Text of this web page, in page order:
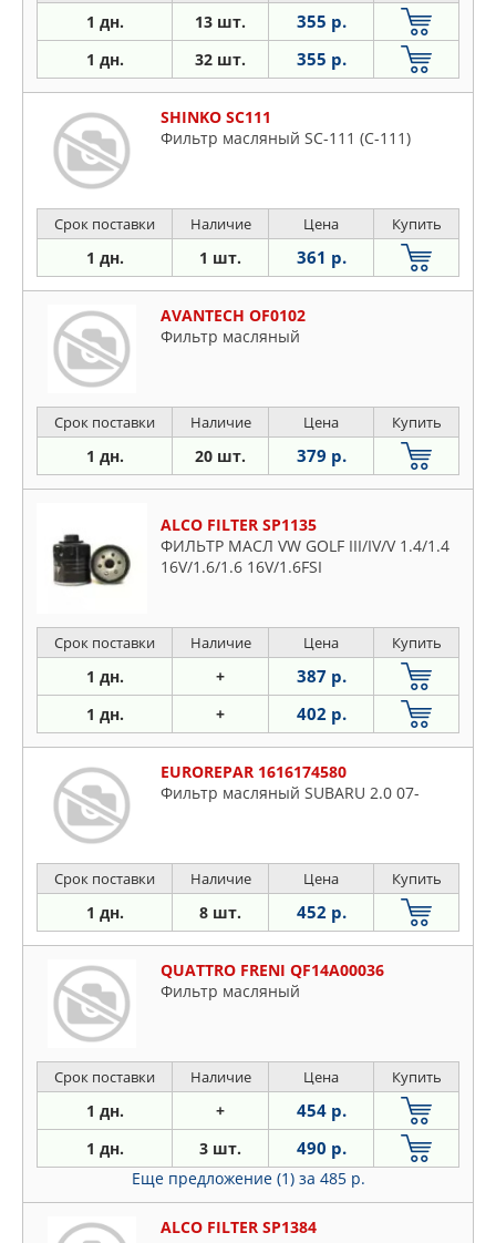
1 дн. 13 шт. 355 р.
1 дн. 32 шт. 355 р.
SHINKO SC111
Фильтр масляный SC-111 (C-111)
Срок поставки Наличие Цена Купить
1 дн. 1 шт. 361 р.
AVANTECH OF0102
Фильтр масляный
Срок поставки Наличие Цена Купить
1 дн. 20 шт. 379 р.
ALCO FILTER SP1135
ФИЛЬТР МАСЛ VW GOLF III/IV/V 1.4/1.4
16V/1.6/1.6 16V/1.6FSI
Срок поставки Наличие Цена Купить
1 дн. + 387 р.
1 дн. + 402 р.
EUROREPAR 1616174580
Фильтр масляный SUBARU 2.0 07-
Срок поставки Наличие Цена Купить
1 дн. 8 шт. 452 р.
QUATTRO FRENI QF14A00036
Фильтр масляный
Срок поставки Наличие Цена Купить
1 дн. + 454 р.
1 дн. 3 шт. 490 р.
Еще предложение (1) за 485 р.
ALCO FILTER SP1384